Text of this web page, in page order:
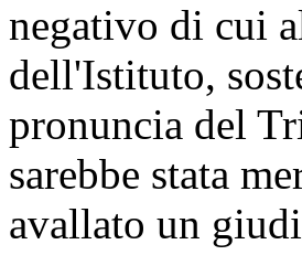
negativo di cui
dell'Istituto,
pronuncia del
sarebbe stata
avallato un